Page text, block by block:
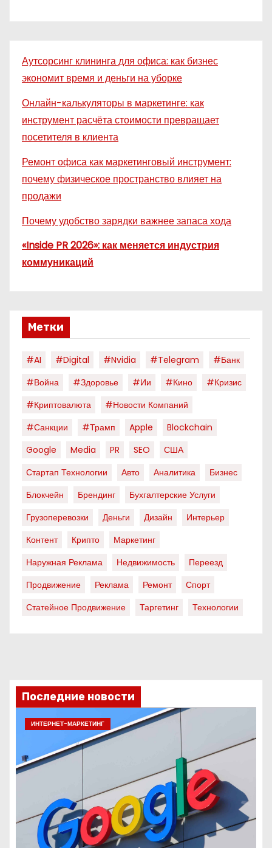
Аутсорсинг клининга для офиса: как бизнес
экономит время и деньги на уборке
Онлайн-калькуляторы в маркетинге: как
инструмент расчёта стоимости превращает
посетителя в клиента
Ремонт офиса как маркетинговый инструмент:
почему физическое пространство влияет на
продажи
Почему удобство зарядки важнее запаса хода
«Inside PR 2026»: как меняется индустрия
коммуникаций
Метки
#AI #digital #nvidia #telegram
#банк
#война
#здоровье #ии #кино
#кризис
#криптовалюта
#новости Компаний
#санкции
#трамп Apple
Blockchain
Google
Media PR SEO
США
Стартап Технологии
Авто Аналитика
Бизнес
Блокчейн
Брендинг
Бухгалтерские Услуги
Грузоперевозки
Деньги Дизайн
Интерьер
Контент
Крипто
Маркетинг
Наружная Реклама
Недвижимость
Переезд
Продвижение
Реклама Ремонт
Спорт
Статейное Продвижение
Таргетинг Технологии
Последние новости
ИНТЕРНЕТ-МАРКЕТИНГ